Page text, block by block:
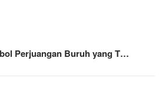
Perjuangan Buruh yang T…